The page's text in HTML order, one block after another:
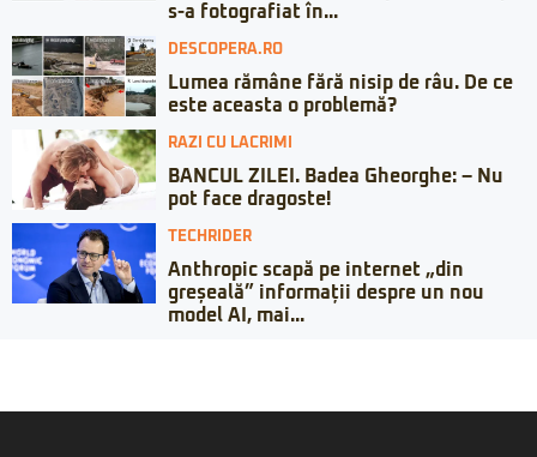
s-a fotografiat în...
DESCOPERA.RO
Lumea rămâne fără nisip de râu. De ce
este aceasta o problemă?
RAZI CU LACRIMI
BANCUL ZILEI. Badea Gheorghe: – Nu
pot face dragoste!
TECHRIDER
Anthropic scapă pe internet „din
greșeală” informații despre un nou
model AI, mai...